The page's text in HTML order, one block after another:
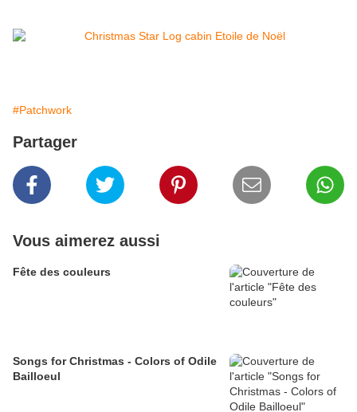
#Patchwork
Partager
Vous aimerez aussi
Fête des couleurs
Songs for Christmas - Colors of Odile
Bailloeul